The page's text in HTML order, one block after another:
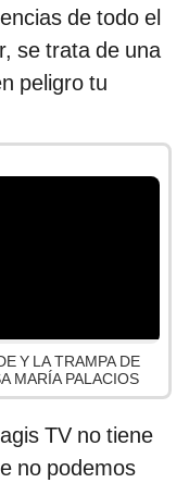
de todo el
se trata de una
peligro tu
Y LA TRAMPA DE
MARÍA PALACIOS
TV no tiene
no podemos